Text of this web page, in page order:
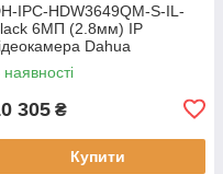
IPC-HDW3649QM-S-IL-
6МП (2.8мм) IP
Dahua
наявності
305 ₴
Купити